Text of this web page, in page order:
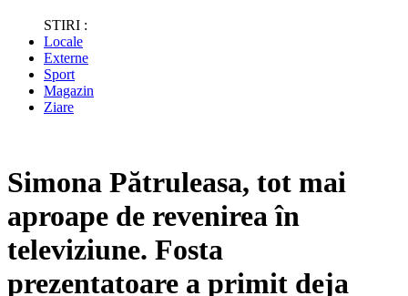
STIRI :
Locale
Externe
Sport
Magazin
Ziare
Simona Pătruleasa, tot mai
aproape de revenirea în
televiziune. Fosta
prezentatoare a primit deja